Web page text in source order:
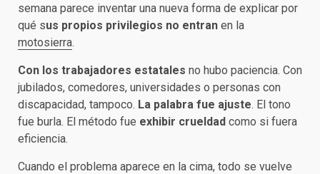
semana parece inventar una nueva forma de explicar por
qué sus propios privilegios no entran en la
motosierra.
Con los trabajadores estatales no hubo paciencia. Con
jubilados, comedores, universidades o personas con
discapacidad, tampoco. La palabra fue ajuste. El tono
fue burla. El método fue exhibir crueldad como si fuera
eficiencia.
Cuando el problema aparece en la cima, todo se vuelve